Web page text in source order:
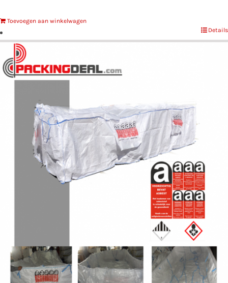
Toevoegen aan winkelwagen
Details